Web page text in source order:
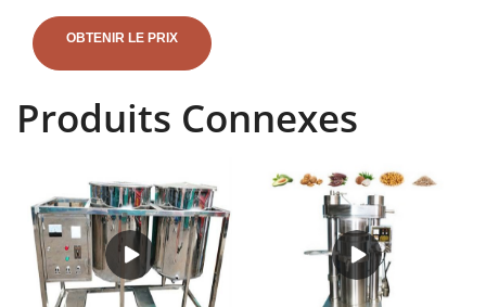
OBTENIR LE PRIX
Produits Connexes